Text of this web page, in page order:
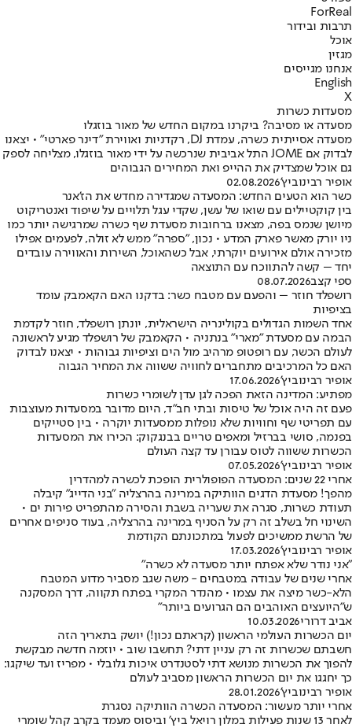
ForReal
תרבות ובידור
אוכל
מגזין
אנחנו מגייסים
English
X
מסעדות כשרות
מסעדה או מסיבה? ביקרנו במקום החדש של מאור בוזגלו
מסעדה אסייתית כשרה, עמדת DJ, רקדניות ואווירת "דינר פארטי" • יצאנו
לבדוק אם JOME התל אביבית שנרכשה על ידי מאור בוזגלו, מצליחה לספק
גם אוכל שמצדיק את ההייפ ואת המחירים הגבוהים
אופיר רבינוביץ'02.08.2026
כשר הוא הטעים החדש: המסעדה שמגדירה מחדש את הז'אנר
בין קוקטיילים עם שואו של עשן, שקדי עגל תלויים על שיפוד ואנטריקוט
מיושן שנמס בפה, מצאנו ברחובות מסעדת שף כשרה שמרגישה יותר כמו
ניו יורק מאשר פארק המדע • נכון, "ספרה" ממש לא זולה, לפעמים אפילו
מזכירה אולם אירועים יוקרתי, אבל כשהאוכל, השירות והאווירה עובדים
יחד – קשה להתווכח עם התוצאה
ספי קצב08.07.2026
רושפלד חוזר – והפעם עם מטבח כשר: בדקנו האם הקאמבק עומד
בציפיות
אחד השמות הגדולים בקולינריה הישראלית, יונתן רושפלד, חוזר לקדמת
הבמה עם מסעדת "מארי" בנתניה • הקאמבק של רושפלד מגיע לראשונה
לעולם הכשר, עם רופטופ מרהיב מול הים וציפיות גבוהות • יצאנו לבדוק
האם כל המרכיבים מתחברים לחוויה ששווה את המחיר הגבוה
אופיר רבינוביץ'17.06.2026
מפתיע: המדינה הזאת הפכה לגן עדן לשומרי כשרות
פעם זה היה אוכל של טיסות ובתי חב״ד, היום מדובר במסעדות מעוצבות
עם תפריטי שף וחוויות שלא נופלות ממסעדות יוקרה • בין סטייקים
בפנמה, סושי בברזיל ומאפים טריים בבנגקוק: הכירו את המסעדות
הכשרות ששווה לטוס עבורן עד קצה העולם
אופיר רבינוביץ'07.05.2026
אחרי 22 שנים: המסעדה הפופולרית הופכת לכשרה למהדרין
מהפך! מסעדת הדגים הוותיקה במרינה בהרצליה "בני הדייג" קיבלה
תעודת כשרות, סגרה את שעריה בשבת והסירה מהתפריט פירות ים •
השינוי חל בשלב זה רק על הסניף במרינה בהרצליה, בעוד סניפים אחרים
של הרשת ממשיכים לפעול במתכונתם הקודמת
אופיר רבינוביץ'17.03.2026
"אני נודר שלא אפתח יותר מסעדה לא כשרה"
אחרי שנים של עבודה במטבחים - משה שגב מסביר מדוע המטבח
הלא-כשר מיצה את עצמו • מהנדר המקרי בפתח תקווה, דרך המסקנה
ש"היועצים האוהבים הם הגרועים ביותר"
אביב דרורי10.03.2026
יום הכשרות העולמי הראשון (קראתם נכון!) יושק בתאריך הזה
חשבתם שכשרות זה רק עניין דתי? תחשבו שוב • יוזמה חדשה מבקשת
להפוך את הכשרות מנושא דתי לסטנדרט איכות גלובלי • מפריז ועד שיקגו:
כך יחגגו את יום הכשרות הראשון מסביב לעולם
אופיר רבינוביץ'28.01.2026
אחרי יותר מעשור: המסעדה הכשרה הוותיקה נסגרת
לאחר 13 שנות פעילות במלון רויאל ביץ’ וביסוס מעמד בקרב קהל שומרי